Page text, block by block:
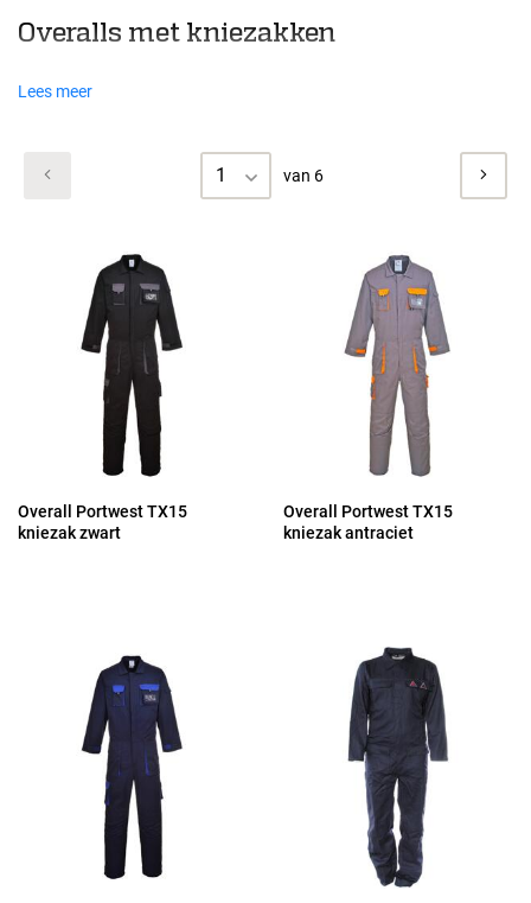
Overalls met kniezakken
Lees meer
1 van 6
Overall Portwest TX15
kniezak zwart
Overall Portwest TX15
kniezak antraciet